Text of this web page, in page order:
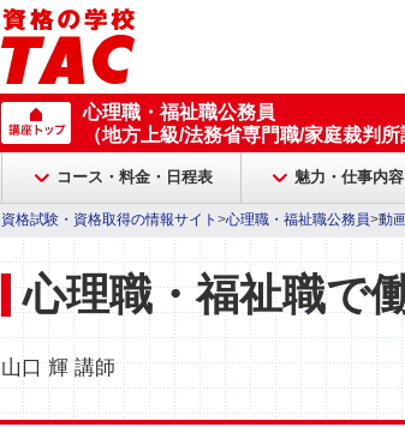
心理職・福祉職公務員
（地方上級/法務省専門職/家庭裁判所
コース・料金・日程表 魅力・仕事内容
資格試験・資格取得の情報サイト >心理職・福祉職公務員>動
心理職・福祉職で
山口 輝 講師